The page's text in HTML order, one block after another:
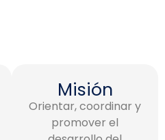
Misión
Orientar, coordinar y
promover el